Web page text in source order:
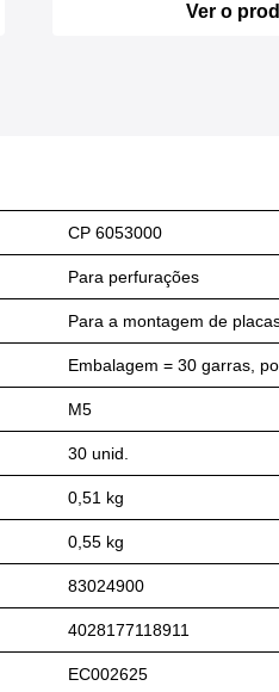
Ver o
CP 6053000
Para perfurações
Para a montagem de
Embalagem = 30 garras,
M5
30 unid.
0,51 kg
0,55 kg
83024900
4028177118911
EC002625